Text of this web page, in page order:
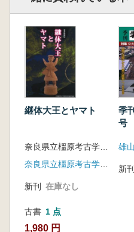
熊谷公男 倭王武上表
仁藤敦史 「治天下大
田中史生 倭王権の渡
継体大王とヤマト
奈良県立橿原考古学研究所附属博物館 編
奈良県立橿原考古学研究所附属博物館
新刊 在庫なし
古書 1 点
1,980 円
季
号
雄
新刊